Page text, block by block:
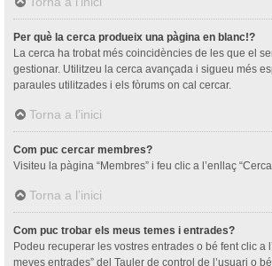
Per què la cerca produeix una pàgina en blanc!?
La cerca ha trobat més coincidències de les que el
gestionar. Utilitzeu la cerca avançada i sigueu més
paraules utilitzades i els fòrums on cal cercar.
Torna a l’inici
Com puc cercar membres?
Visiteu la pàgina “Membres” i feu clic a l’enllaç
Torna a l’inici
Com puc trobar els meus temes i entrades?
Podeu recuperar les vostres entrades o bé fent clic a
meves entrades” del Tauler de control de l’usuari o